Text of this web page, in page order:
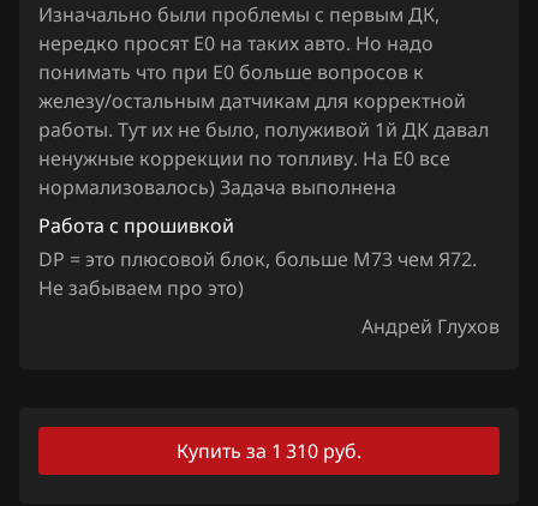
Hyundai
Infiniti
Iran Khodro
Isuzu
Iveco
JAC
Jeep
Jetour
Изначально были проблемы с первым ДК,
нередко просят Е0 на таких авто. Но надо
понимать что при Е0 больше вопросов к
железу/остальным датчикам для корректной
работы. Тут их не было, полуживой 1й ДК давал
ненужные коррекции по топливу. На Е0 все
нормализовалось) Задача выполнена
Работа с прошивкой
DP = это плюсовой блок, больше М73 чем Я72.
Не забываем про это)
Андрей Глухов
Купить за 1 310 руб.